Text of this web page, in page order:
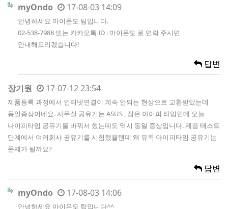
myOndo 17-08-03 14:09
안녕하세요 마이온도 팀입니다.
02-538-7988 또는 카카오톡 ID : 마이온도 로 연락 주시면
안내해드리겠습니다!
답변
장기원 17-07-12 23:54
제품등록 과정에서 인터넷연결이 계속 안되는 현상으로 교환받았는데
동일증상이네요. 사무실 공유기는 ASUS , 집은 아이피 타임인데 오늘
나이피타임 공유기를 바꿔서 했는데도 역시 동일 증상입니다. 제품 테스트
단계에서 여러회사 공유기를 시험했을텐데 왜 유독 아이피타임 공유기는
문제가 될까요?
답변
myOndo 17-08-03 14:06
안녕하세요 마이온도 팀입니다^^